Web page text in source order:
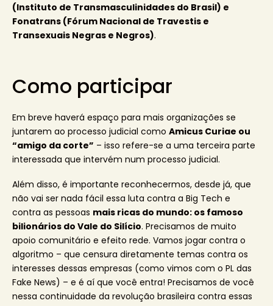
(Instituto de Transmasculinidades do Brasil) e
Fonatrans (Fórum Nacional de Travestis e
Transexuais Negras e Negros).
Como participar
Em breve haverá espaço para mais organizações se
juntarem ao processo judicial como Amicus Curiae ou
“amigo da corte” – isso refere-se a uma terceira parte
interessada que intervém num processo judicial.
Além disso, é importante reconhecermos, desde já, que
não vai ser nada fácil essa luta contra a Big Tech e
contra as pessoas mais ricas do mundo: os famoso
bilionários do Vale do Silício. Precisamos de muito
apoio comunitário e efeito rede. Vamos jogar contra o
algoritmo – que censura diretamente temas contra os
interesses dessas empresas (como vimos com o PL das
Fake News) – e é aí que você entra! Precisamos de você
nessa continuidade da revolução brasileira contra essas